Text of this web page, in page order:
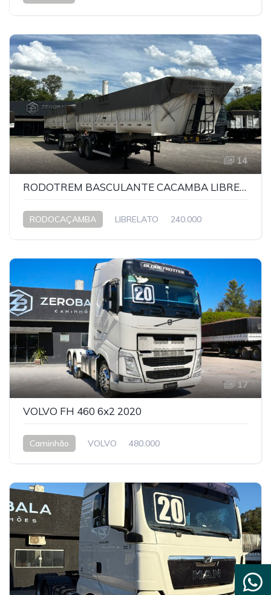
14
RODOTREM BASCULANTE CACAMBA LIBRELATO 2022
RODOCAÇAMBA LIBRELATO 240.000
17
VOLVO FH 460 6x2 2020
Caminhão VOLVO 480.000